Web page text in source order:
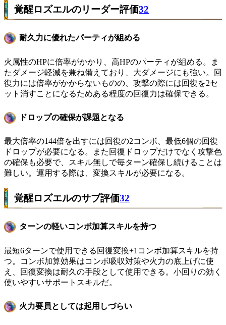
覚醒ロズエルのリーダー評価32
耐久力に優れたパーティが組める
火属性のHPに倍率がかかり、高HPのパーティが組める。ま
たダメージ軽減を兼ね備えており、大ダメージにも強い。回
復力には倍率がかからないものの、攻撃の際には回復を2セ
ット消すことになるためある程度の回復力は確保できる。
ドロップの確保が課題となる
最大倍率の144倍を出すには回復の2コンボ、最低6個の回復
ドロップが必要になる。また回復ドロップだけでなく攻撃色
の確保も必要で、スキル無しで毎ターン確保し続けることは
難しい。運用する際は、変換スキルが必要になる。
覚醒ロズエルのサブ評価32
ターンの軽いコンボ加算スキルを持つ
最短6ターンで使用できる回復変換+1コンボ加算スキルを持
つ。コンボ加算効果はコンボ吸収対策や火力の底上げに使
え、回復変換は耐久の手段として使用できる。小回りの効く
使いやすいサポートスキルだ。
火力要員としては起用しづらい